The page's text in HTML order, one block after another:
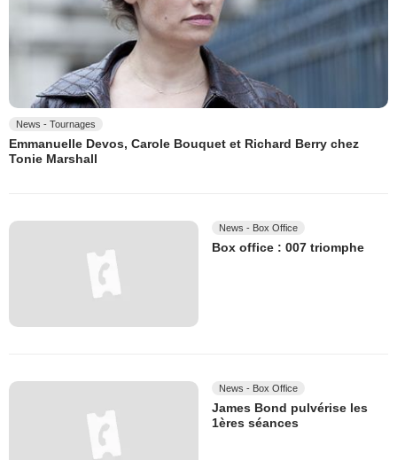
News - Tournages
Emmanuelle Devos, Carole Bouquet et Richard Berry chez
Tonie Marshall
News - Box Office
Box office : 007 triomphe
News - Box Office
James Bond pulvérise les
1ères séances